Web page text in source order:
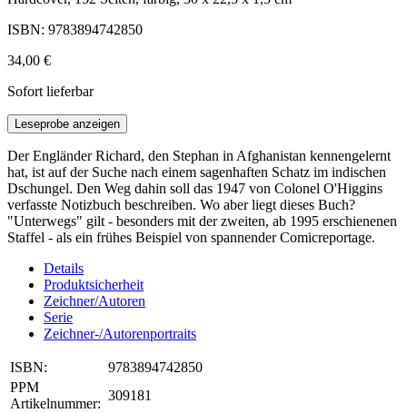
ISBN: 9783894742850
34,00 €
Sofort lieferbar
Leseprobe anzeigen
Der Engländer Richard, den Stephan in Afghanistan kennengelernt
hat, ist auf der Suche nach einem sagenhaften Schatz im indischen
Dschungel. Den Weg dahin soll das 1947 von Colonel O'Higgins
verfasste Notizbuch beschreiben. Wo aber liegt dieses Buch?
"Unterwegs" gilt - besonders mit der zweiten, ab 1995 erschienenen
Staffel - als ein frühes Beispiel von spannender Comicreportage.
Details
Produktsicherheit
Zeichner/Autoren
Serie
Zeichner-/Autorenportraits
ISBN:
9783894742850
PPM
Artikelnummer:
309181